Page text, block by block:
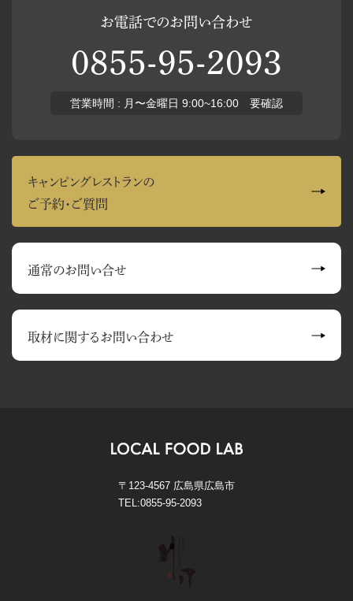
お電話でのお問い合わせ
0855-95-2093
営業時間 : 月〜金曜日 9:00~16:00 要確認
キャンピングレストランの
ご予約・ご質問
通常のお問い合せ
取材に関するお問い合わせ
〒123-4567 広島県広島市
TEL:0855-95-2093